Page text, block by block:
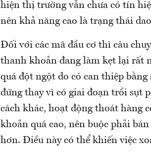
hiện thị trường vẫn chưa có tín
nên khả năng cao là trạng thái
Đối với các mã đầu cơ thì câu
thanh khoản đang làm kẹt lại rất
quá đột ngột do có can thiệp
đứng thay vì có giai đoạn trồi sụt
cách khác, hoạt động thoát hàng
khoản quá cao, nên buộc phải
hơn. Điều này có thể khiến việc